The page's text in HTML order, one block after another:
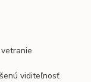
viditeľnosť